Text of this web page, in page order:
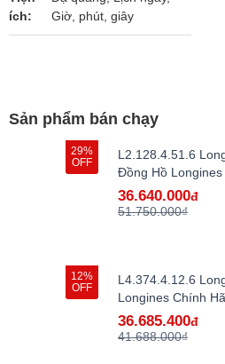
ích
Giờ, phút, giây
Sản phẩm bán chạy
29%
OFF
L2.128.4.51.6
Đồng Hồ
36.640.000đ
51.750.000₫
12%
OFF
L4.374.4.12.6
Longines Chính
36.685.400đ
41.688.000₫